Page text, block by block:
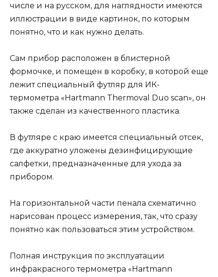
числе и на русском, для наглядности имеются
иллюстрации в виде картинок, по которым
понятно, что и как нужно делать.
Сам прибор расположен в блистерной
формочке, и помещен в коробку, в которой еще
лежит специальный футляр для ИК-
термометра «Hartmann Thermoval Duo scan», он
также сделан из качественного пластика.
В футляре с краю имеется специальный отсек,
где аккуратно уложены дезинфицирующие
салфетки, предназначенные для ухода за
прибором.
На горизонтальной части пенала схематично
нарисован процесс измерения, так, что сразу
понятно как пользоваться этим устройством.
Полная инструкция по эксплуатации
инфракрасного термометра «Hartmann